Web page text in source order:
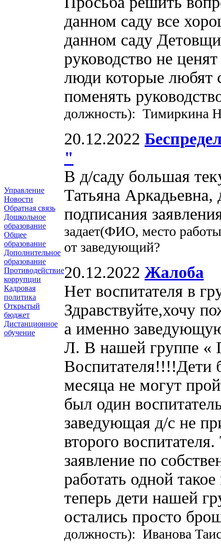
Управление
Новости
Обратная связь
Дошкольное
образование
Общее
образование
Дополнительное
образование
Противодействие
коррупции
Кадровая
политика
Открытый
бюджет
Дистанционное
обучение
данном саду все
данном саду
руководство не
люди которые любят
поменять
должность): Тимиркина
20.12.2022
"
В д/саду большая
Татьяна
подписания
задает(ФИО, место
от заведующий?
20.12.2022 Жалоба
Нет воспитателя в
Здравствуйте,хочу
а именно
Л. В нашей группе «
Воспитателя!!!!Дети
месяца не могут
был один
заведующая д/с не
второго
заявление по
работать одной
теперь дети нашей
остались просто
должность): Иванова